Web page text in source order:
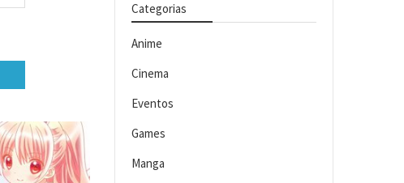
Categorias
Anime
Cinema
Eventos
Games
Manga